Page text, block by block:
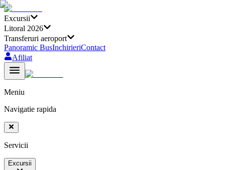
Excursii
Litoral 2026
Transferuri aeroport
Panoramic BusInchirieriContact
Afiliat
Meniu
Navigatie rapida
Servicii
Excursii